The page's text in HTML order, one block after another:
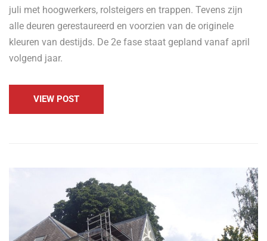
juli met hoogwerkers, rolsteigers en trappen. Tevens zijn
alle deuren gerestaureerd en voorzien van de originele
kleuren van destijds. De 2e fase staat gepland vanaf april
volgend jaar.
VIEW POST